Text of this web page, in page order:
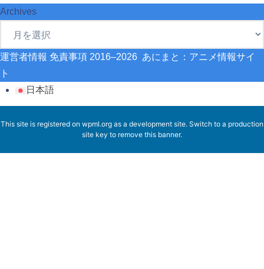
Archives
運営者情報 免責事項 2016–2026 あにまと：アニメ情報サイ
ト
日本語
This site is registered on wpml.org as a development site. Switch to a production
site key to remove this banner.